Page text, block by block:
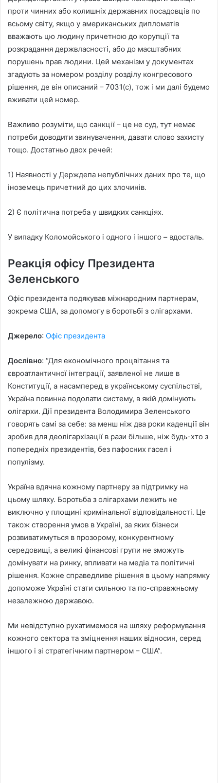
проти чинних або колишніх державних посадовців по
всьому світу, якщо у американських дипломатів
вважають цю людину причетною до корупції та
розкрадання держвласності, або до масштабних
порушень прав людини. Цей механізм у документах
згадують за номером розділу розділу конгресового
рішення, де він описаний – 7031(с), тож і ми далі будемо
вживати цей номер.
Важливо розуміти, що санкції – це не суд, тут немає
потреби доводити звинувачення, давати слово захисту
тощо. Достатньо двох речей:
1) Наявності у Держдепа непублічних даних про те, що
іноземець причетний до цих злочинів.
2) Є політична потреба у швидких санкціях.
У випадку Коломойського і одного і іншого – вдосталь.
Реакція офісу Президента
Зеленського
Офіс президента подякував міжнародним партнерам,
зокрема США, за допомогу в боротьбі з олігархами.
Джерело: Офіс президента
Дослівно: “Для економічного процвітання та
євроатлантичної інтеграції, заявленої не лише в
Конституції, а насамперед в українському суспільстві,
Україна повинна подолати систему, в якій домінують
олігархи. Дії президента Володимира Зеленського
говорять самі за себе: за менш ніж два роки каденції він
зробив для деолігархізації в рази більше, ніж будь-хто з
попередніх президентів, без пафосних гасел і
популізму.
Україна вдячна кожному партнеру за підтримку на
цьому шляху. Боротьба з олігархами лежить не
виключно у площині кримінальної відповідальності. Це
також створення умов в Україні, за яких бізнеси
розвиватимуться в прозорому, конкурентному
середовищі, а великі фінансові групи не зможуть
домінувати на ринку, впливати на медіа та політичні
рішення. Кожне справедливе рішення в цьому напрямку
допоможе Україні стати сильною та по-справжньому
незалежною державою.
Ми невідступно рухатимемося на шляху реформування
кожного сектора та зміцнення наших відносин, серед
іншого і зі стратегічним партнером – США”.